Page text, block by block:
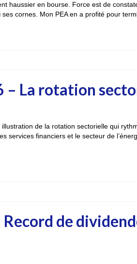
haussier en bourse. Force est de
cornes. Mon PEA en a profité pour
– La rotation
de la rotation sectorielle qui
services financiers et le secteur de
de